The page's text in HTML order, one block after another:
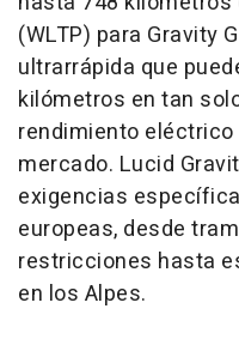
(WLTP) para Gravity
ultrarrápida que
kilómetros en tan
rendimiento
mercado. Lucid
exigencias
europeas, desde
restricciones hasta
en los Alpes.